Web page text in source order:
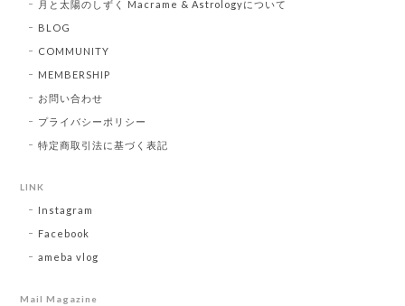
月と太陽のしずく Macrame & Astrologyについて
BLOG
COMMUNITY
MEMBERSHIP
お問い合わせ
プライバシーポリシー
特定商取引法に基づく表記
LINK
Instagram
Facebook
ameba vlog
Mail Magazine